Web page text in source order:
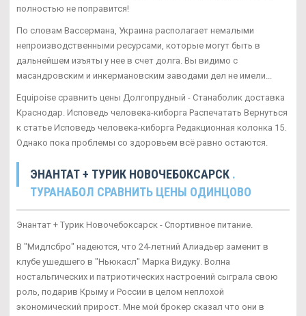
полностью не поправится!
По словам Вассермана, Украина располагает немалыми
непроизводственными ресурсами, которые могут быть в
дальнейшем изъяты у нее в счет долга. Вы видимо с
масандровским и инкермановским заводами дел не имели...
Equipoise сравнить цены Долгопрудный - Станаболик доставка
Краснодар. Исповедь человека-киборга Распечатать Вернуться
к статье Исповедь человека-киборга Редакционная колонка 15.
Однако пока проблемы со здоровьем всё равно остаются.
ЭНАНТАТ + ТУРИК НОВОЧЕБОКСАРСК .
ТУРАНАБОЛ СРАВНИТЬ ЦЕНЫ ОДИНЦОВО
Энантат + Турик Новочебоксарск - Спортивное питание.
В "Мидлсбро" надеются, что 24-летний Алиадьер заменит в
клубе ушедшего в "Ньюкасл" Марка Видуку. Волна
ностальгических и патриотических настроений сыграла свою
роль, подарив Крыму и России в целом неплохой
экономический прирост. Мне мой брокер сказал что они в